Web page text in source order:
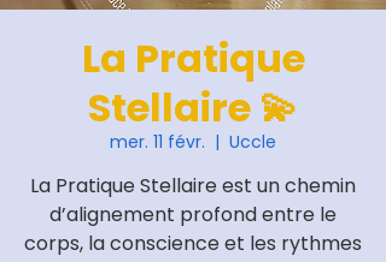
La Pratique
Stellaire 💫
mer. 11 févr.
  |
Uccle
La Pratique Stellaire est un chemin
d’alignement profond entre le
corps, la conscience et les rythmes